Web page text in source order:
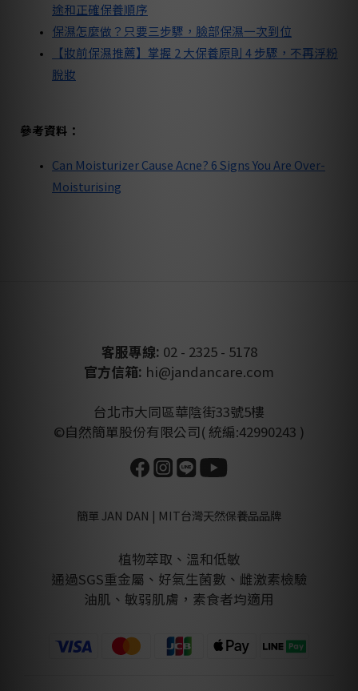
途和正確保養順序
保濕怎麼做？只要三步驟，臉部保濕一次到位
【妝前保濕推薦】掌握 2 大保養原則 4 步驟，不再浮粉
脫妝
參考資料：
Can Moisturizer Cause Acne? 6 Signs You Are Over-
Moisturising
客服專線: 02 - 2325 - 5178
官方信箱: hi@jandancare.com
台北市大同區華陰街33號5樓
©自然簡單股份有限公司( 統編:42990243 )
簡單 JAN DAN | MIT台灣天然保養品品牌
植物萃取、溫和低敏
通過SGS重金屬、好氣生菌數、雌激素檢驗
油肌、敏弱肌膚，素食者均適用